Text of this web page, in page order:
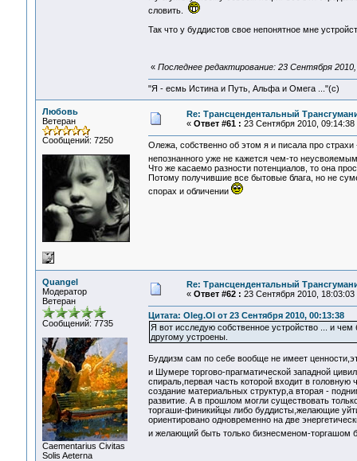
словить.
Так что у буддистов свое непонятное мне
« Последнее редактирование: 23 Сентября
"Я - есмь Истина и Путь, Альфа и Омега ..."(с)
Любовь
Ветеран
Сообщений: 7250
Re: Трансцендентальный
« Ответ #61 : 23 Сентября 2010, 09:14:38
Олежа, собственно об этом я и писала про страхи
непознанного уже не кажется чем-то
Что же касаемо разности потенциалов, то она
Потому получившие все бытовые блага, но не
спорах и обличении
Quangel
Модератор
Ветеран
Сообщений: 7735
Сaementarius Civitas
Solis Aeterna
Re: Трансцендентальный
« Ответ #62 : 23 Сентября 2010, 18:03:03
Цитата: Oleg.Ol от 23 Сентября 2010, 00:13:38
Я вот исследую собственное устройство ... и
другому устроены.
Буддизм сам по себе вообще не имеет
и Шумере торгово-прагматической западной
спираль,первая часть которой входит в
создание материальных структур,а вторая -
развитие. А в прошлом могли существовать
торгаши-финикийцы либо буддисты,желающие
ориентировано одновременно на две
и желающий быть только бизнесменом-торгашом